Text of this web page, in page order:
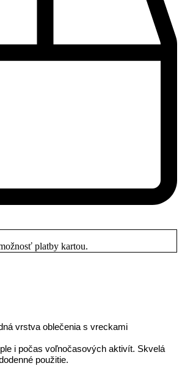
platby kartou.
vrstva oblečenia s vreckami
i počas voľnočasových aktivít. Skvelá
použitie.